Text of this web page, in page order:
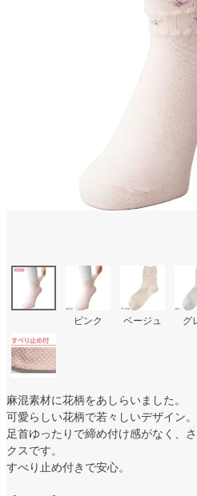
ピンク ベージュ グ
麻混素材に花柄をあしらいました。
可愛らしい花柄で若々しいデザイン。
足首ゆったりで締め付け感がなく、
クスです。
すべり止め付きで安心。